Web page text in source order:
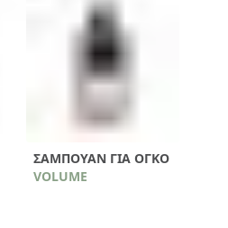
ΣΑΜΠΟΥΆΝ ΓΙΑ ΌΓΚΟ
VOLUME